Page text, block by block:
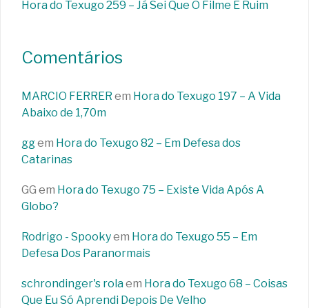
Hora do Texugo 259 – Já Sei Que O Filme É Ruim
Comentários
MARCIO FERRER em Hora do Texugo 197 – A Vida
Abaixo de 1,70m
ggem Hora do Texugo 82 – Em Defesa dos
Catarinas
GG em Hora do Texugo 75 – Existe Vida Após A
Globo?
Rodrigo - Spookyem Hora do Texugo 55 – Em
Defesa Dos Paranormais
schrondinger's rolaem Hora do Texugo 68 – Coisas
Que Eu Só Aprendi Depois De Velho